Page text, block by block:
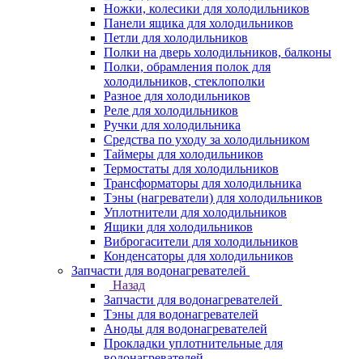
Ножки, колесики для холодильников
Панели ящика для холодильников
Петли для холодильников
Полки на дверь холодильников, балконы
Полки, обрамления полок для
холодильников, стеклополки
Разное для холодильников
Реле для холодильников
Ручки для холодильника
Средства по уходу за холодильником
Таймеры для холодильников
Термостаты для холодильников
Трансформаторы для холодильника
Тэны (нагреватели) для холодильников
Уплотнители для холодильников
Ящики для холодильников
Виброгасители для холодильников
Конденсаторы для холодильников
Запчасти для водонагревателей
Назад
Запчасти для водонагревателей
Тэны для водонагревателей
Аноды для водонагревателей
Прокладки уплотнительные для